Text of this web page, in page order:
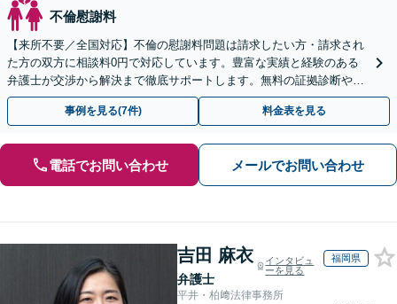
不倫慰謝料
【来所不要／全国対応】不倫の慰謝料問題は請求したい方・請求され
た方の双方に相談料0円で対応しています。豊富な実績と経験のある
弁護士が交渉から解決まで徹底サポートします。無料の証拠診断や着
手金の返還保証もありますので安心してご相談ください。
事例を見る(7件) 料金表を見る
電話でお問い合わせ メールでお問い合わせ
吉田 麻衣
弁護士
インタビュ
ーを見る
福岡県
平井・柏﨑法律事務所